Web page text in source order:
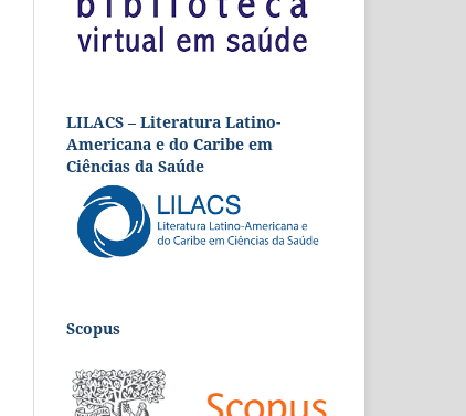
LILACS – Literatura Latino-
Americana e do Caribe em
Ciências da Saúde
Scopus